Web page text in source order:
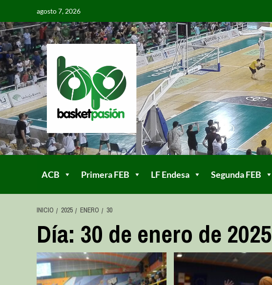
agosto 7, 2026
ACB Primera FEB LF Endesa Segunda FEB
INICIO 2025 ENERO 30
Día: 30 de enero de 2025